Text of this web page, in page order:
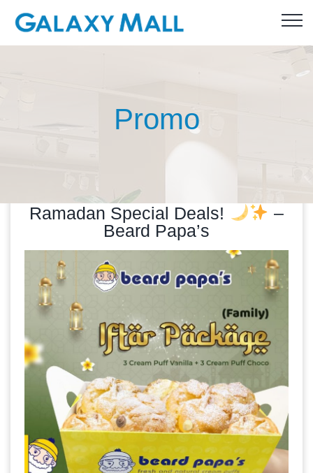
Promo
Ramadan Special Deals!
–
Beard Papa’s